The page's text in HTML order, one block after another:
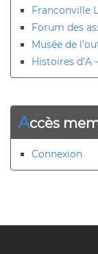
Franconville
Forum des
Musée de
Histoires d’A
Accès
Connexion